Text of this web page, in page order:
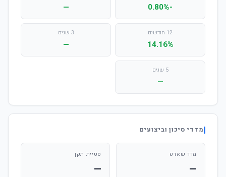
-0.80%
—
12 חודשים
14.16%
3 שנים
—
5 שנים
—
מדדי סיכון וביצועים
מדד שארפ
—
סטיית תקן
—